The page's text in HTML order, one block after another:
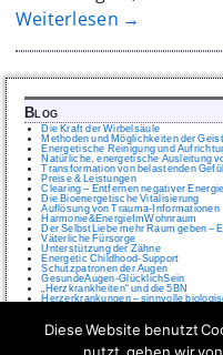
Weiterlesen →
Blog
Die Kraft der Wirbelsäule
Methoden und Möglichkeiten der
Energetische Reinigung und
Natürliche, energetische Ausleitung
Transformation von belastenden
Preise & Leistungen
Clearing – Entfernen negativer
Die Bioenergetische Vitalisierung
Auflösung von Trauma-Informationen
Harmonie&EnergieImWohnraum
Der SelbstLiebe mehr Raum geben –
Väterliche Fürsorge
Unterstützung der Zähne
Energetic Childhood-Support
Schutzpatronen der Augen
GesundeAugen-GlücklichSein
„Herzkrankheiten“ und die 5BN
Herzerkrankungen – sinnvolle
Wer ist Online
Diese Website benutzt